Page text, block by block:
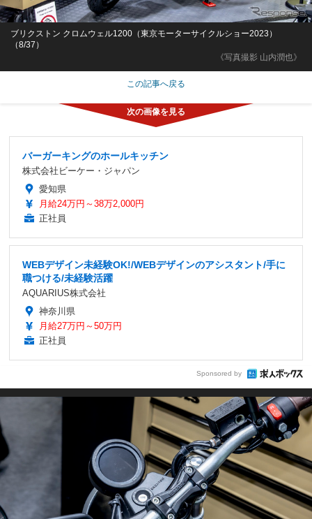
《写真撮影 山内潤也》
ブリクストン クロムウェル1200（東京モーターサイクルショー2023）
（8/37）
この記事へ戻る
バーガーキングのホールキッチン
株式会社ビーケー・ジャパン
愛知県
月給24万円～38万2,000円
正社員
WEBデザイン未経験OK!/WEBデザインのアシスタント/手に
職つける/未経験活躍
AQUARIUS株式会社
神奈川県
月給27万円～50万円
正社員
Sponsored by